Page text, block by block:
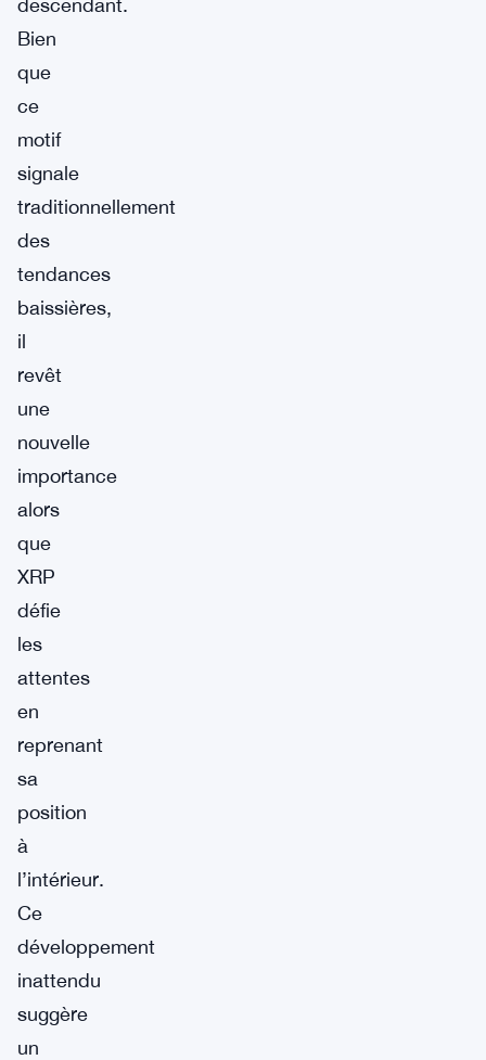
descendant.
Bien
que
ce
motif
signale
traditionnellement
des
tendances
baissières,
il
revêt
une
nouvelle
importance
alors
que
XRP
défie
les
attentes
en
reprenant
sa
position
à
l’intérieur.
Ce
développement
inattendu
suggère
un